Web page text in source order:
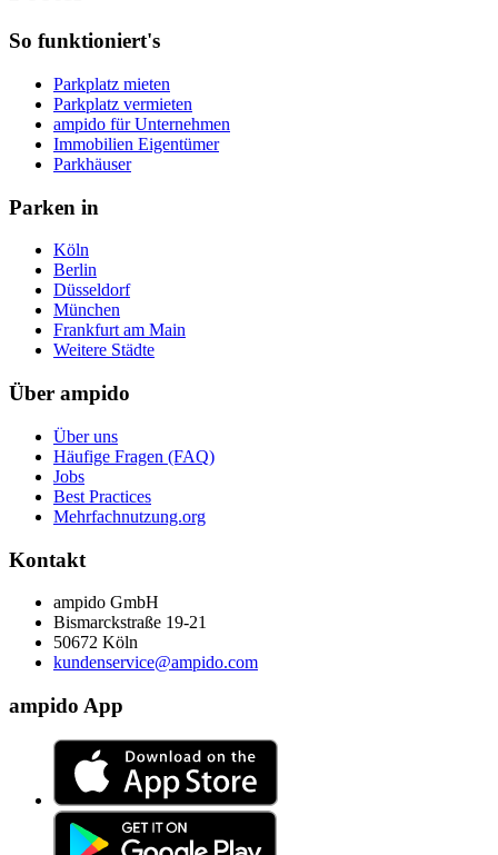
So funktioniert's
Parkplatz mieten
Parkplatz vermieten
ampido für Unternehmen
Immobilien Eigentümer
Parkhäuser
Parken in
Köln
Berlin
Düsseldorf
München
Frankfurt am Main
Weitere Städte
Über ampido
Über uns
Häufige Fragen (FAQ)
Jobs
Best Practices
Mehrfachnutzung.org
Kontakt
ampido GmbH
Bismarckstraße 19-21
50672 Köln
kundenservice@ampido.com
ampido App